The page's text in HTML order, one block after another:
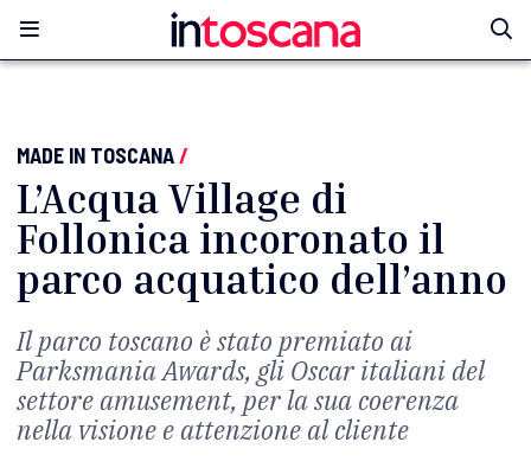
MADE IN TOSCANA/
L’Acqua Village di
Follonica incoronato il
parco acquatico dell’anno
Il parco toscano è stato premiato ai
Parksmania Awards, gli Oscar italiani del
settore amusement, per la sua coerenza
nella visione e attenzione al cliente